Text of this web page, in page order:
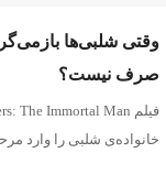
صرف نیست؟
خانواده‌ی شلبی را وارد